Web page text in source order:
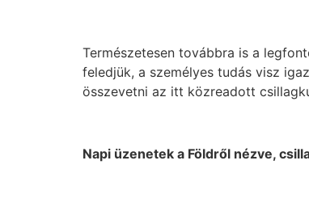
Természetesen továbbra is a
feledjük, a személyes tudás visz
összevetni az itt közreadott
Napi üzenetek a Földről nézve,